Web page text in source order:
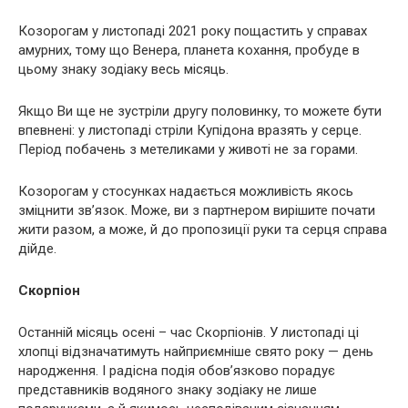
Козорогам у листопаді 2021 року пощастить у справах
амурних, тому що Венера, планета кохання, пробуде в
цьому знаку зодіаку весь місяць.
Якщо Ви ще не зустріли другу половинку, то можете бути
впевнені: у листопаді стріли Купідона вразять у серце.
Період побачень з метеликами у животі не за горами.
Козорогам у стосунках надається можливість якось
зміцнити зв’язок. Може, ви з партнером вирішите почати
жити разом, а може, й до пропозиції руки та серця справа
дійде.
Скорпіон
Останній місяць осені – час Скорпіонів. У листопаді ці
хлопці відзначатимуть найприємніше свято року — день
народження. І радісна подія обов’язково порадує
представників водяного знаку зодіаку не лише